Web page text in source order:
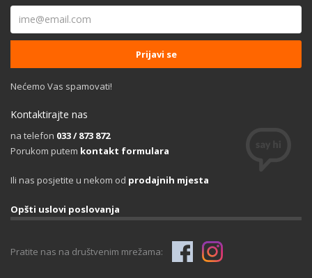
Nećemo Vas spamovati!
Kontaktirajte nas
na telefon 033 / 873 872
Porukom putem kontakt formulara
Ili nas posjetite u nekom od prodajnih mjesta
Opšti uslovi poslovanja
Pratite nas na društvenim mrežama: